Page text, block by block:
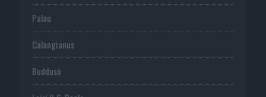
Palau
Calangianus
Buddusò